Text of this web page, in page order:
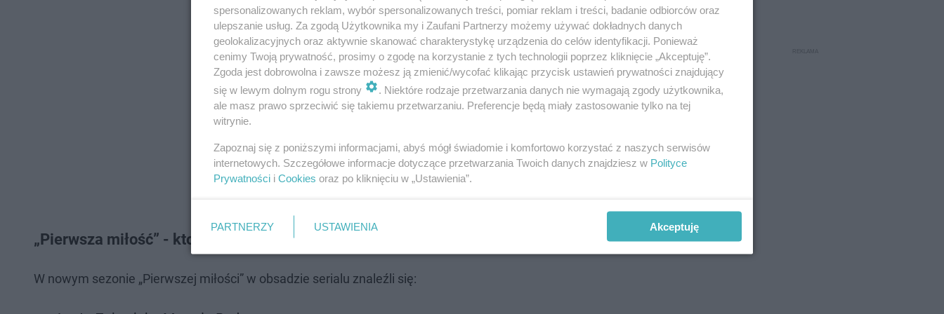
„Pierwsza miłość” - kto występuje w serialu?
W nowym sezonie „Pierwszej miłości” w obsadzie serialu znaleźli się:
spersonalizowanych reklam, wybór spersonalizowanych treści, pomiar reklam i treści, badanie odbiorców oraz
ulepszanie usług. Za zgodą Użytkownika my i Zaufani Partnerzy możemy używać dokładnych danych
geolokalizacyjnych oraz aktywnie skanować charakterystykę urządzenia do celów identyfikacji. Ponieważ
cenimy Twoją prywatność, prosimy o zgodę na korzystanie z tych technologii poprzez kliknięcie „Akceptuję”.
Zgoda jest dobrowolna i zawsze możesz ją zmienić/wycofać klikając przycisk ustawień prywatności znajdujący
się w lewym dolnym rogu strony
. Niektóre rodzaje przetwarzania danych nie wymagają zgody użytkownika,
ale masz prawo sprzeciwić się takiemu przetwarzaniu. Preferencje będą miały zastosowanie tylko na tej
witrynie.
Zapoznaj się z poniższymi informacjami, abyś mógł świadomie i komfortowo korzystać z naszych serwisów
internetowych. Szczegółowe informacje dotyczące przetwarzania Twoich danych znajdziesz w Polityce
Prywatności i Cookies oraz po kliknięciu w „Ustawienia”.
PARTNERZY USTAWIENIA Akceptuję